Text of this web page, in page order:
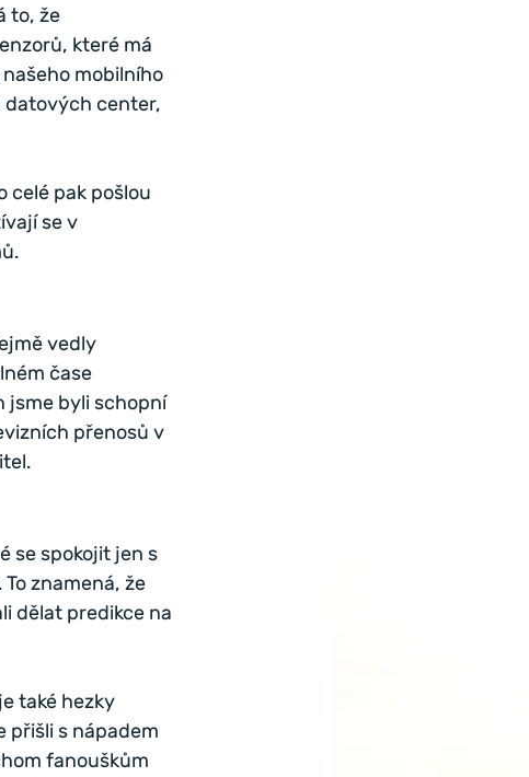
to, že
které má
mobilního
datových center,
celé pak pošlou
se v
vedly
čase
jsme byli schopní
přenosů v
se spokojit jen s
znamená, že
dělat predikce na
také hezky
přišli s nápadem
fanouškům